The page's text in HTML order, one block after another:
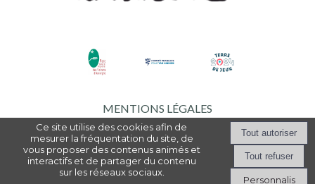
MENTIONS LÉGALES
Création et hébergement du site Internet réalisé par Net15 -Site
administrable CMS propulsé par WebSee Mairie
Conditions Générales
d'Utilisation-Gérer les cookies
Ce site utilise des cookies afin de
mesurer la fréquentation du site, de
vous proposer des contenus animés et
interactifs et de partager du contenu
sur les réseaux sociaux.
Personnalis